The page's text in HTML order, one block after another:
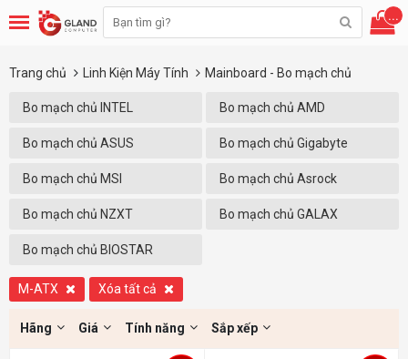
...
Trang chủ Linh Kiện Máy Tính Mainboard - Bo mạch chủ
Bo mạch chủ INTEL Bo mạch chủ AMD
Bo mạch chủ ASUS Bo mạch chủ Gigabyte
Bo mạch chủ MSI Bo mạch chủ Asrock
Bo mạch chủ NZXT Bo mạch chủ GALAX
Bo mạch chủ BIOSTAR
M-ATX Xóa tất cả
Hãng Giá Tính năng Sắp xếp